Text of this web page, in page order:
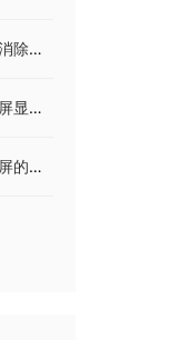
耳机有回声该怎样处理？最简单的消除手机回音的方法
待机图片怎么设置？自定义手机息屏显示图案教程
电脑突然蓝屏怎么办？处理电脑蓝屏的正确方法